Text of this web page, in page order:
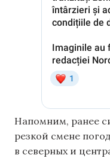
Напомним, ранее
резкой смене
в северных и